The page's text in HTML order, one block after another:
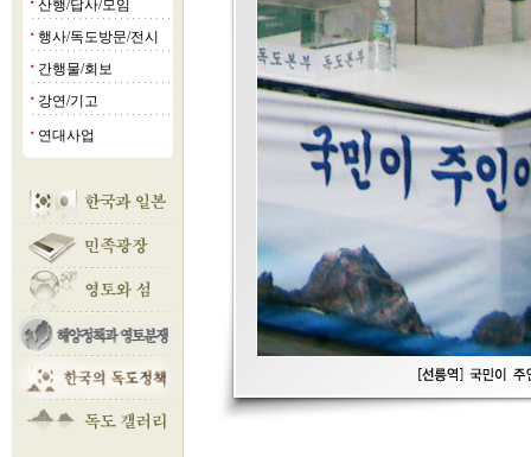
■ 산행/답사/모임
■ 행사/독도방문/전시
■ 간행물/회보
■ 강연/기고
■ 연대사업